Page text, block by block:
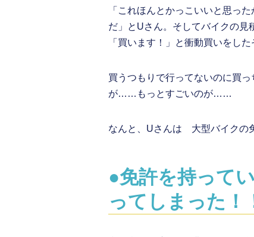
「これほんとかっこいいと思っ
だ」とUさん。そしてバイクの見
「買います！」と衝動買いをした
買うつもりで行ってないのに買
が……もっとすごいのが……
なんと、Uさんは 大型バイクの
●免許を持って
ってしまっ